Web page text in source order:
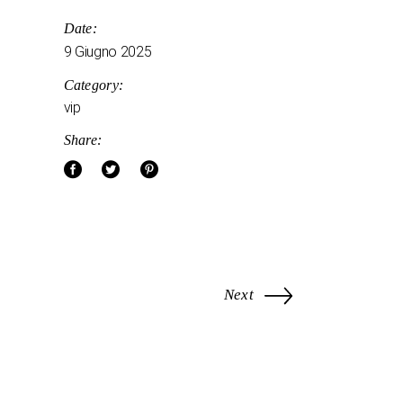
Date:
9 Giugno 2025
Category:
vip
Share:
Next